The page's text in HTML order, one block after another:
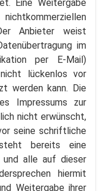
Eine Weitergabe
Anbieter weist
im
per E-Mail)
lückenlos vor
werden kann. Die
Impressums zur
nicht erwünscht,
seine schriftliche
bereits eine
und alle auf dieser
hiermit
Weitergabe ihrer